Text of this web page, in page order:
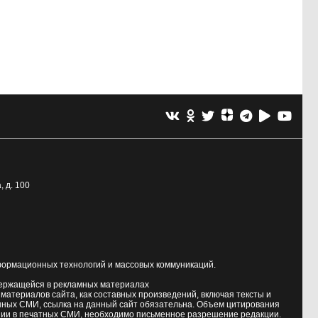
д. 100
технологий и массовых коммуникаций.
в рекламных материалах
сайта, как составных произведений, включая тексты и
СМИ, ссылка на данный сайт обязательна. Объем цитирования
в печатных СМИ, необходимо письменное разрешение редакции.